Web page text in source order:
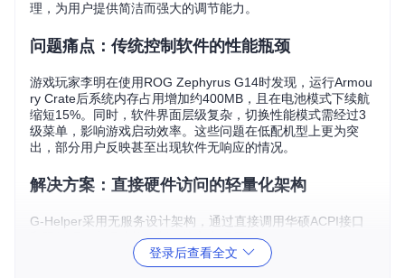
理，为用户提供简洁而强大的调节能力。
问题痛点：传统控制软件的性能瓶颈
游戏玩家李明在使用ROG Zephyrus G14时发现，运行Armou
ry Crate后系统内存占用增加约400MB，且在电池模式下续航
缩短15%。同时，软件界面层级复杂，切换性能模式需经过3
级菜单，影响游戏启动效率。这些问题在低配机型上更为突
出，部分用户反映甚至出现软件无响应的情况。
解决方案：直接硬件访问的轻量化架构
G-Helper采用无服务设计架构，通过直接调用华硕ACPI接口
和硬件驱动实现功能控制。核心实现原理如下：
：通过AsusACPI.cs实现与主板固件的通信，
登录后查看全文